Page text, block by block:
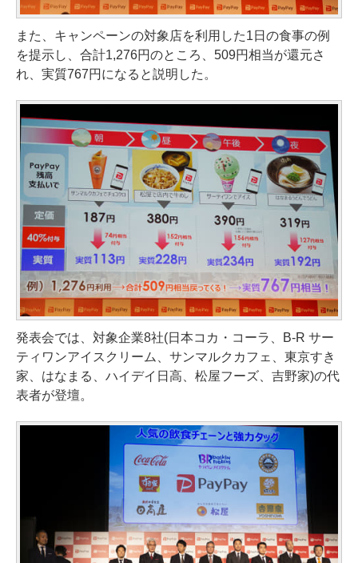
また、キャンペーンの対象店を利用した1日の食事の例
を提示し、合計1,276円のところ、509円相当が還元さ
れ、実質767円になると説明した。
発表会では、対象企業8社(日本コカ・コーラ、B-R サー
ティワンアイスクリーム、サンマルクカフェ、東京すき
家、はなまる、ハイデイ日高、松屋フーズ、吉野家)の代
表者が登壇。